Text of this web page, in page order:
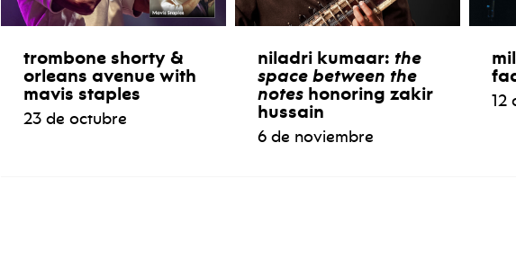
trombone shorty &
orleans avenue with
mavis staples
23 de octubre
niladri kumaar: the
space between the
noteshonoring zakir
hussain
6 de noviembre
12